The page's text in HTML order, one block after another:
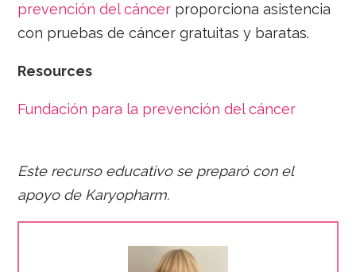
prevención del cáncer proporciona asistencia
con pruebas de cáncer gratuitas y baratas.
Resources
Fundación para la prevención del cáncer
Este recurso educativo se preparó con el
apoyo de Karyopharm.